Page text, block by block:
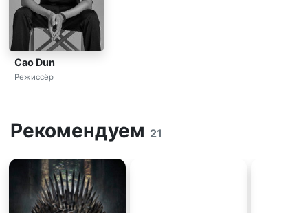
Cao Dun
Режиссёр
Рекомендуем 21